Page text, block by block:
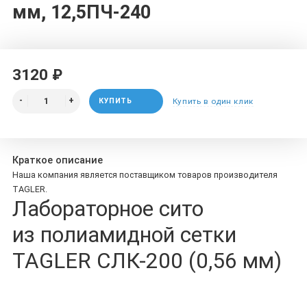
мм, 12,5ПЧ-240
3120 ₽
КУПИТЬ Купить в один клик
Краткое описание
Наша компания является поставщиком товаров производителя
TAGLER.
Лабораторное сито
из полиамидной сетки
TAGLER СЛК-200 (0,56 мм)